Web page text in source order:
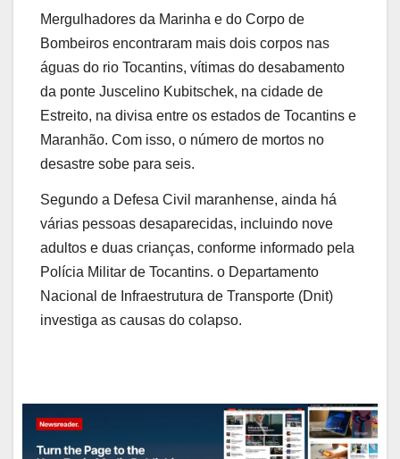
Mergulhadores da Marinha e do Corpo de
Bombeiros encontraram mais dois corpos nas
águas do rio Tocantins, vítimas do desabamento
da ponte Juscelino Kubitschek, na cidade de
Estreito, na divisa entre os estados de Tocantins e
Maranhão. Com isso, o número de mortos no
desastre sobe para seis.
Segundo a Defesa Civil maranhense, ainda há
várias pessoas desaparecidas, incluindo nove
adultos e duas crianças, conforme informado pela
Polícia Militar de Tocantins. o Departamento
Nacional de Infraestrutura de Transporte (Dnit)
investiga as causas do colapso.